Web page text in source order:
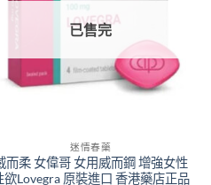
已售完
迷情春藥
而柔 女偉哥 女用威而鋼 增強女性
欲Lovegra 原裝進口 香港藥店正品